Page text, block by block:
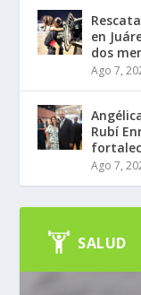
en
dos
Ago 7,
Rubí
Ago 7,
SALUD